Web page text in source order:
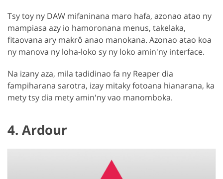
Tsy toy ny DAW mifaninana maro hafa, azonao atao ny
mampiasa azy io hamoronana menus, takelaka,
fitaovana ary makrô anao manokana. Azonao atao koa
ny manova ny loha-loko sy ny loko amin'ny interface.
Na izany aza, mila tadidinao fa ny Reaper dia
fampiharana sarotra, izay mitaky fotoana hianarana, ka
mety tsy dia mety amin'ny vao manomboka.
4. Ardour